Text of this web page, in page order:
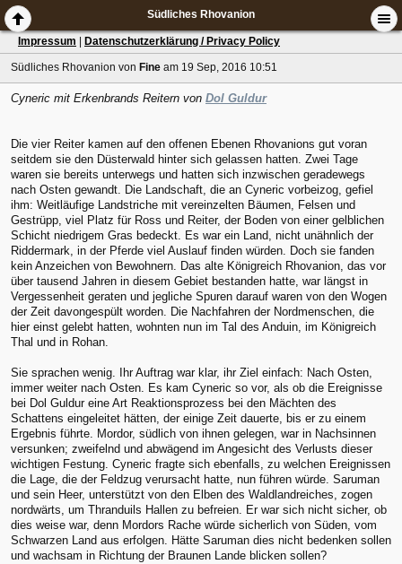
Südliches Rhovanion
Impressum Datenschutzerklärung / Privacy Policy
Südliches Rhovanion von Fine am 19 Sep, 2016 10:51
Cyneric mit Erkenbrands Reitern von Dol Guldur
Die vier Reiter kamen auf den offenen Ebenen Rhovanions gut voran
seitdem sie den Düsterwald hinter sich gelassen hatten. Zwei Tage
waren sie bereits unterwegs und hatten sich inzwischen geradewegs
nach Osten gewandt. Die Landschaft, die an Cyneric vorbeizog, gefiel
ihm: Weitläufige Landstriche mit vereinzelten Bäumen, Felsen und
Gestrüpp, viel Platz für Ross und Reiter, der Boden von einer gelblichen
Schicht niedrigem Gras bedeckt. Es war ein Land, nicht unähnlich der
Riddermark, in der Pferde viel Auslauf finden würden. Doch sie fanden
kein Anzeichen von Bewohnern. Das alte Königreich Rhovanion, das vor
über tausend Jahren in diesem Gebiet bestanden hatte, war längst in
Vergessenheit geraten und jegliche Spuren darauf waren von den Wogen
der Zeit davongespült worden. Die Nachfahren der Nordmenschen, die
hier einst gelebt hatten, wohnten nun im Tal des Anduin, im Königreich
Thal und in Rohan.
Sie sprachen wenig. Ihr Auftrag war klar, ihr Ziel einfach: Nach Osten,
immer weiter nach Osten. Es kam Cyneric so vor, als ob die Ereignisse
bei Dol Guldur eine Art Reaktionsprozess bei den Mächten des
Schattens eingeleitet hätten, der einige Zeit dauerte, bis er zu einem
Ergebnis führte. Mordor, südlich von ihnen gelegen, war in Nachsinnen
versunken; zweifelnd und abwägend im Angesicht des Verlusts dieser
wichtigen Festung. Cyneric fragte sich ebenfalls, zu welchen Ereignissen
die Lage, die der Feldzug verursacht hatte, nun führen würde. Saruman
und sein Heer, unterstützt von den Elben des Waldlandreiches, zogen
nordwärts, um Thranduils Hallen zu befreien. Er war sich nicht sicher, ob
dies weise war, denn Mordors Rache würde sicherlich von Süden, vom
Schwarzen Land aus erfolgen. Hätte Saruman dies nicht bedenken sollen
und wachsam in Richtung der Braunen Lande blicken sollen?